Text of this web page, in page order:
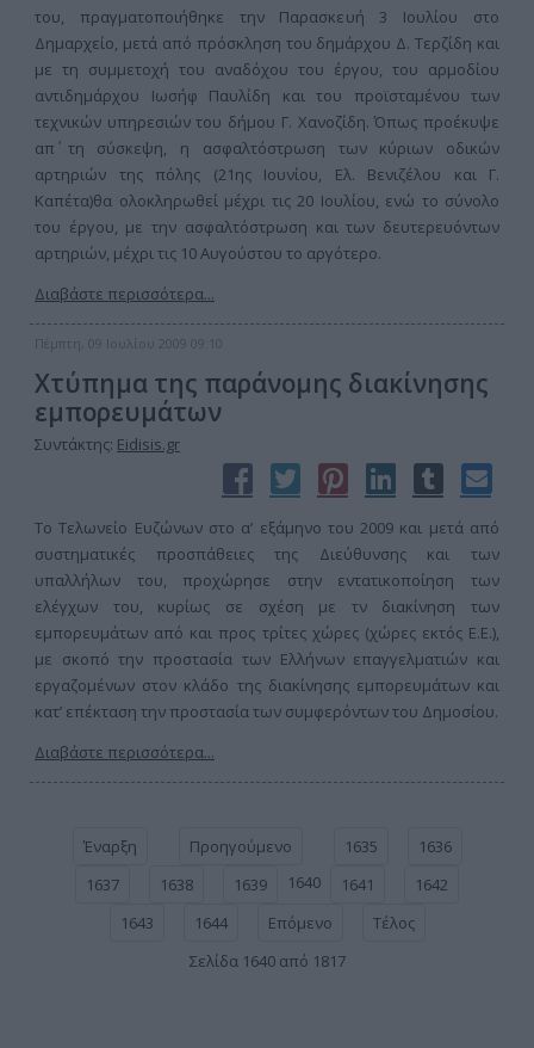
του, πραγματοποιήθηκε την Παρασκευή 3 Ιουλίου στο
Δημαρχείο, μετά από πρόσκληση του δημάρχου Δ. Τερζίδη και
με τη συμμετοχή του αναδόχου του έργου, του αρμοδίου
αντιδημάρχου Ιωσήφ Παυλίδη και του προϊσταμένου των
τεχνικών υπηρεσιών του δήμου Γ. Χανοζίδη. Όπως προέκυψε
απ΄ τη σύσκεψη, η ασφαλτόστρωση των κύριων οδικών
αρτηριών της πόλης (21ης Ιουνίου, Ελ. Βενιζέλου και Γ.
Καπέτα)θα ολοκληρωθεί μέχρι τις 20 Ιουλίου, ενώ το σύνολο
του έργου, με την ασφαλτόστρωση και των δευτερευόντων
αρτηριών, μέχρι τις 10 Αυγούστου το αργότερο.
Διαβάστε περισσότερα...
Πέμπτη, 09 Ιουλίου 2009 09:10
Χτύπημα της παράνομης διακίνησης
εμπορευμάτων
Συντάκτης: Eidisis.gr
Το Τελωνείο Ευζώνων στο α’ εξάμηνο του 2009 και μετά από
συστηματικές προσπάθειες της Διεύθυνσης και των
υπαλλήλων του, προχώρησε στην εντατικοποίηση των
ελέγχων του, κυρίως σε σχέση με τν διακίνηση των
εμπορευμάτων από και προς τρίτες χώρες (χώρες εκτός Ε.Ε.),
με σκοπό την προστασία των Ελλήνων επαγγελματιών και
εργαζομένων στον κλάδο της διακίνησης εμπορευμάτων και
κατ’ επέκταση την προστασία των συμφερόντων του Δημοσίου.
Διαβάστε περισσότερα...
Έναρξη Προηγούμενο 1635
1636
1637
1638 1639 1640 1641
1642
1643
1644 Επόμενο
Τέλος
Σελίδα 1640 από 1817